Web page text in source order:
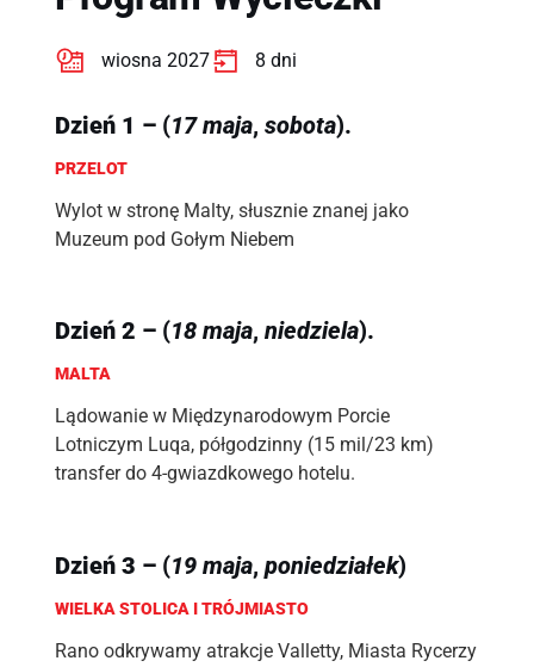
wiosna 2027 8 dni
Dzień 1 –(17 maja, sobota).
PRZELOT
Wylot w stronę Malty, słusznie znanej jako
Muzeum pod Gołym Niebem
Dzień 2 –(18 maja, niedziela).
MALTA
Lądowanie w Międzynarodowym Porcie
Lotniczym Luqa, półgodzinny (15 mil/23 km)
transfer do 4-gwiazdkowego hotelu.
Dzień 3 –(19 maja, poniedziałek)
WIELKA STOLICA I TRÓJMIASTO
Rano odkrywamy atrakcje Valletty, Miasta Rycerzy